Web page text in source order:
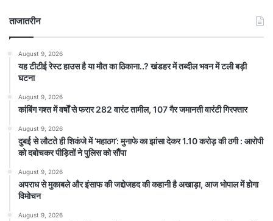
ताजातरीन
August 9, 2026
यह टीटीई रेस्ट हाउस है या मौत का ठिकाना..? खंडहर में तब्दील भवन में टली बड़ी
घटना
August 9, 2026
कांबिंग गश्त में वर्षों से फरार 282 वारंट तामील, 107 गैर जमानती वारंटी गिरफ्तार
August 9, 2026
दुबई से लौटते ही शिकंजे में ‘महाठग’: मुनाफे का झांसा देकर 1.10 करोड़ की ठगी : आरोपी
को दबोचकर पीड़ितों ने पुलिस को सौंपा
August 9, 2026
अपराध से मुकाबले और इंसाफ की जद्दोजहद की कहानी है अखाड़ा, आज भोपाल में होगा
विमोचन
August 9, 2026